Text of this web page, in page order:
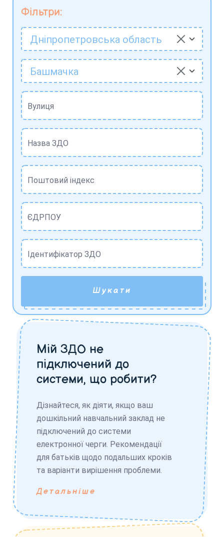
Фільтри:
Дніпропетровська область
Башмачка
Вулиця
Назва ЗДО
Поштовий індекс
ЄДРПОУ
Ідентифікатор ЗДО
Шукати
Мій ЗДО не
підключений до
системи, що робити?
Дізнайтеся, як діяти, якщо ваш
дошкільний навчальний заклад не
підключений до системи
електронної черги. Рекомендації
для батьків щодо подальших кроків
та варіанти вирішення проблеми.
Детальніше